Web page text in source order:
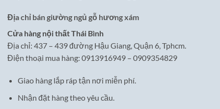
Địa chỉ bán giường ngủ gỗ hương xám
Cửa hàng nội thất Thái Bình
Địa chỉ: 437 – 439 đường Hậu Giang, Quận 6, Tphcm.
Điện thoại mua hàng: 0913916949 – 0909354829
Giao hàng lắp ráp tận nơi miễn phí.
Nhận đặt hàng theo yêu cầu.